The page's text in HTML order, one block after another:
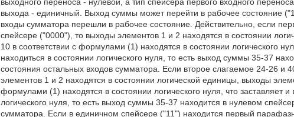
выхода - единичный. Выход суммы может перейти в рабочее состояние
входы сумматора перешли в рабочее состояние. Действительно, если
спейсере ("0000"), то выходы элементов 1 и 2 находятся в состоянии
10 в соответствии с формулами (1) находятся в состоянии логического
находиться в состоянии логического нуля, то есть выход суммы 35-37
состояния остальных входов сумматора. Если второе слагаемое 24-26 и
элементов 1 и 2 находятся в состоянии логической единицы, выходы
формулами (1) находятся в состоянии логического нуля, что заставляет
логического нуля, то есть выход суммы 35-37 находится в нулевом
сумматора. Если в единичном спейсере ("11") находится первый